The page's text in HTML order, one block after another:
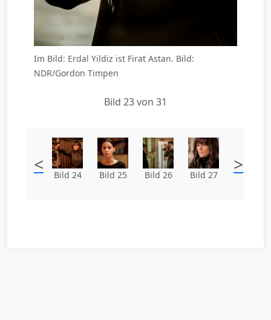
Im Bild: Erdal Yildiz ist Firat Astan. Bild:
NDR/Gordon Timpen
Bild 23 von 31
< Bild 24 Bild 25 Bild 26 Bild 27 >